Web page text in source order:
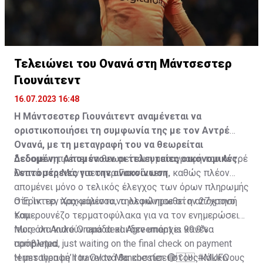
Τελειώνει του Ονανά στη Μάντσεστερ
Γιουνάιτεντ
16.07.2023 16:48
Η Μάντσεστερ Γιουνάιτεντ αναμένεται να
οριστικοποιήσει τη συμφωνία της με τον Αντρέ
Ονανά, με τη μεταγραφή του να θεωρείται
δεδομένη. Απομένουν οι τελευταίες οικονομικές
λεπτομέρειες για την ανακοίνωση.
Δεδομένη πρέπει να θεωρείται η μεταγραφή του Αντρέ
Ονανά στη Μάντσεστερ Γιουνάιτεντ, καθώς πλέον
απομένει μόνο ο τελικός έλεγχος των όρων πληρωμής
στη Ίντερ, προκειμένου να ολοκληρωθεί η απόκτησή
του.
Ο Έρικ τεν Χαχ μάλιστα, τηλεφώνησε στον 27χρονο
Καμερουνέζο τερματοφύλακα για να τον ενημερώσει
πως όλα κυλούν ομάδα και δεν υπάρχει κανένα
πρόβλημα.
More on André Onana deal. Agreement is 99.9%
completed, just waiting on the final check on payment
terms then he’ll travel to Manchester. 🔴🇨🇲#MUFC
Η μεταγραφή του Ονανά θα κοστίσει στους κόκκινους